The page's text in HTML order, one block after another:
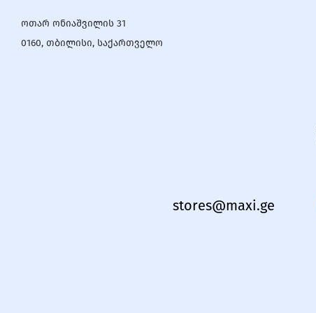
ოთარ ონიაშვილის 31
0160, თბილისი, საქართველო
stores@maxi.ge